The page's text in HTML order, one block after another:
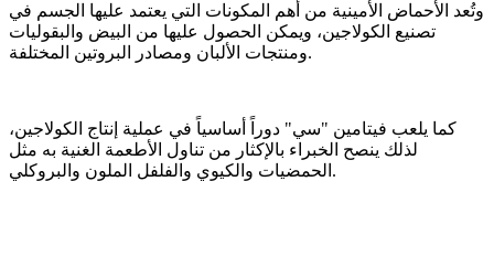
وتُعد الأحماض الأمينية من أهم المكونات التي يعتمد عليها الجسم في
تصنيع الكولاجين، ويمكن الحصول عليها من البيض والبقوليات
ومنتجات الألبان ومصادر البروتين المختلفة.
كما يلعب فيتامين "سي" دوراً أساسياً في عملية إنتاج الكولاجين،
لذلك ينصح الخبراء بالإكثار من تناول الأطعمة الغنية به مثل
الحمضيات والكيوي والفلفل الملون والبروكلي.